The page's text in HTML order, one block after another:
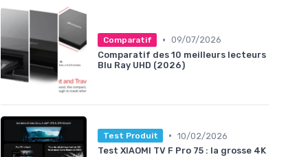
Comparatif • 09/07/2026
Comparatif des 10 meilleurs lecteurs
Blu Ray UHD (2026)
Test Produit • 10/02/2026
Test XIAOMI TV F Pro 75 : la grosse 4K